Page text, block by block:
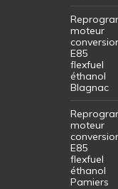
moteur
E85
flexfuel
éthanol
Blagnac
moteur
E85
flexfuel
éthanol
Pamiers